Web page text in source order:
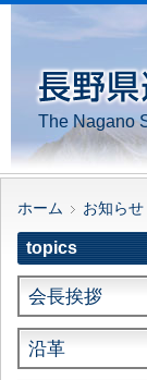
The Nagano
ホーム お知らせ
topics
会長挨拶
沿革